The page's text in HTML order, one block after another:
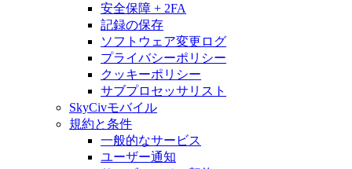
安全保障 + 2FA
記録の保存
ソフトウェア変更ログ
プライバシーポリシー
クッキーポリシー
サブプロセッサリスト
SkyCivモバイル
規約と条件
一般的なサービス
ユーザー通知